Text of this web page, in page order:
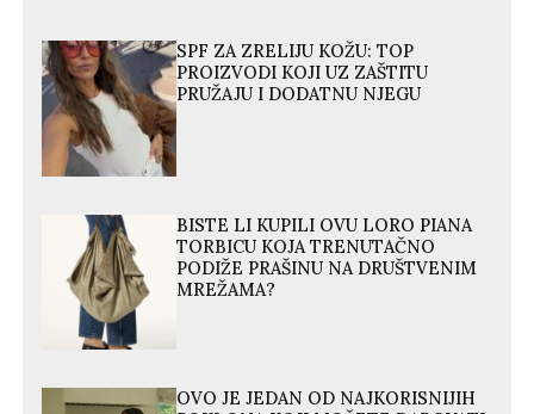
SPF ZA ZRELIJU KOŽU: TOP
PROIZVODI KOJI UZ ZAŠTITU
PRUŽAJU I DODATNU NJEGU
BISTE LI KUPILI OVU LORO PIANA
TORBICU KOJA TRENUTAČNO
PODIŽE PRAŠINU NA DRUŠTVENIM
MREŽAMA?
OVO JE JEDAN OD NAJKORISNIJIH